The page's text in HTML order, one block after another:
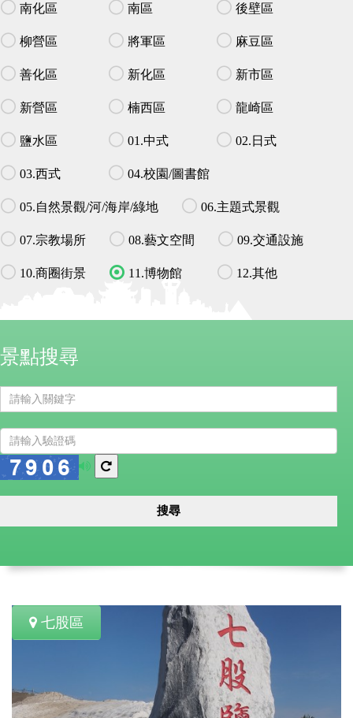
南化區 南區 後壁區
柳營區 將軍區 麻豆區
善化區 新化區 新市區
新營區 楠西區 龍崎區
鹽水區 01.中式 02.日式
03.西式 04.校園/圖書館
05.自然景觀/河/海岸/綠地 06.主題式景觀
07.宗教場所 08.藝文空間 09.交通設施
10.商圈街景 11.博物館 12.其他
景點搜尋
播
放
換
圖
搜尋
七股區